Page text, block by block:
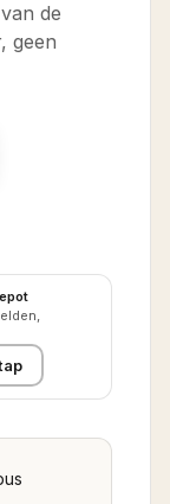
van de
geen